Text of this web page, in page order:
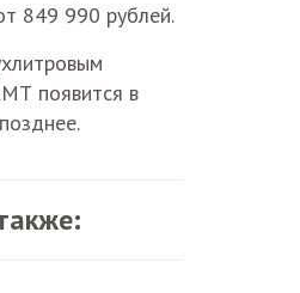
849 990 рублей.
появится в